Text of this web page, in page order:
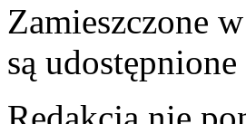
Zamieszczone
są